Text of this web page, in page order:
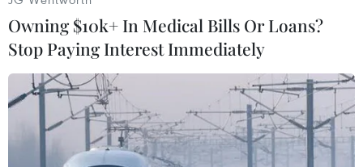
Owning $10k+ In Medical Bills Or Loans?
Stop Paying Interest Immediately